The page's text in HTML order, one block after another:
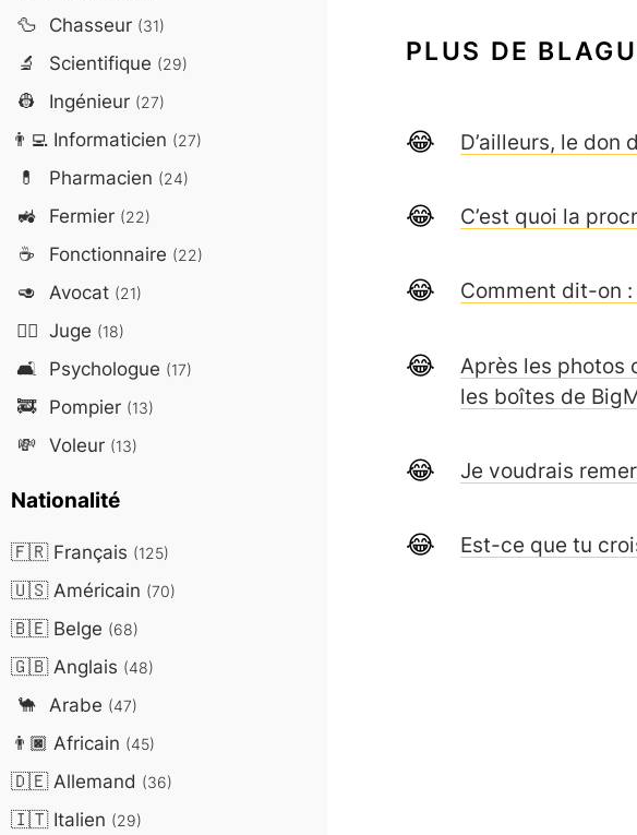
PLUS DE
D’ailleurs, le don
C’est quoi la
Comment dit-on :
Après les photos
les boîtes de
Je voudrais
Est-ce que tu
🦆 Chasseur (31)
🔬 Scientifique (29)
👷 Ingénieur (27)
👨‍💻Informaticien (27)
💊 Pharmacien (24)
🚜 Fermier (22)
☕ Fonctionnaire (22)
🥑 Avocat (21)
👨‍⚖️ Juge (18)
🛋️ Psychologue (17)
🚒 Pompier (13)
💸 Voleur (13)
Nationalité
🇫🇷Français (125)
🇺🇸Américain (70)
🇧🇪Belge (68)
🇬🇧Anglais (48)
🐪 Arabe (47)
👨🏿 Africain (45)
🇩🇪Allemand (36)
🇮🇹Italien (29)